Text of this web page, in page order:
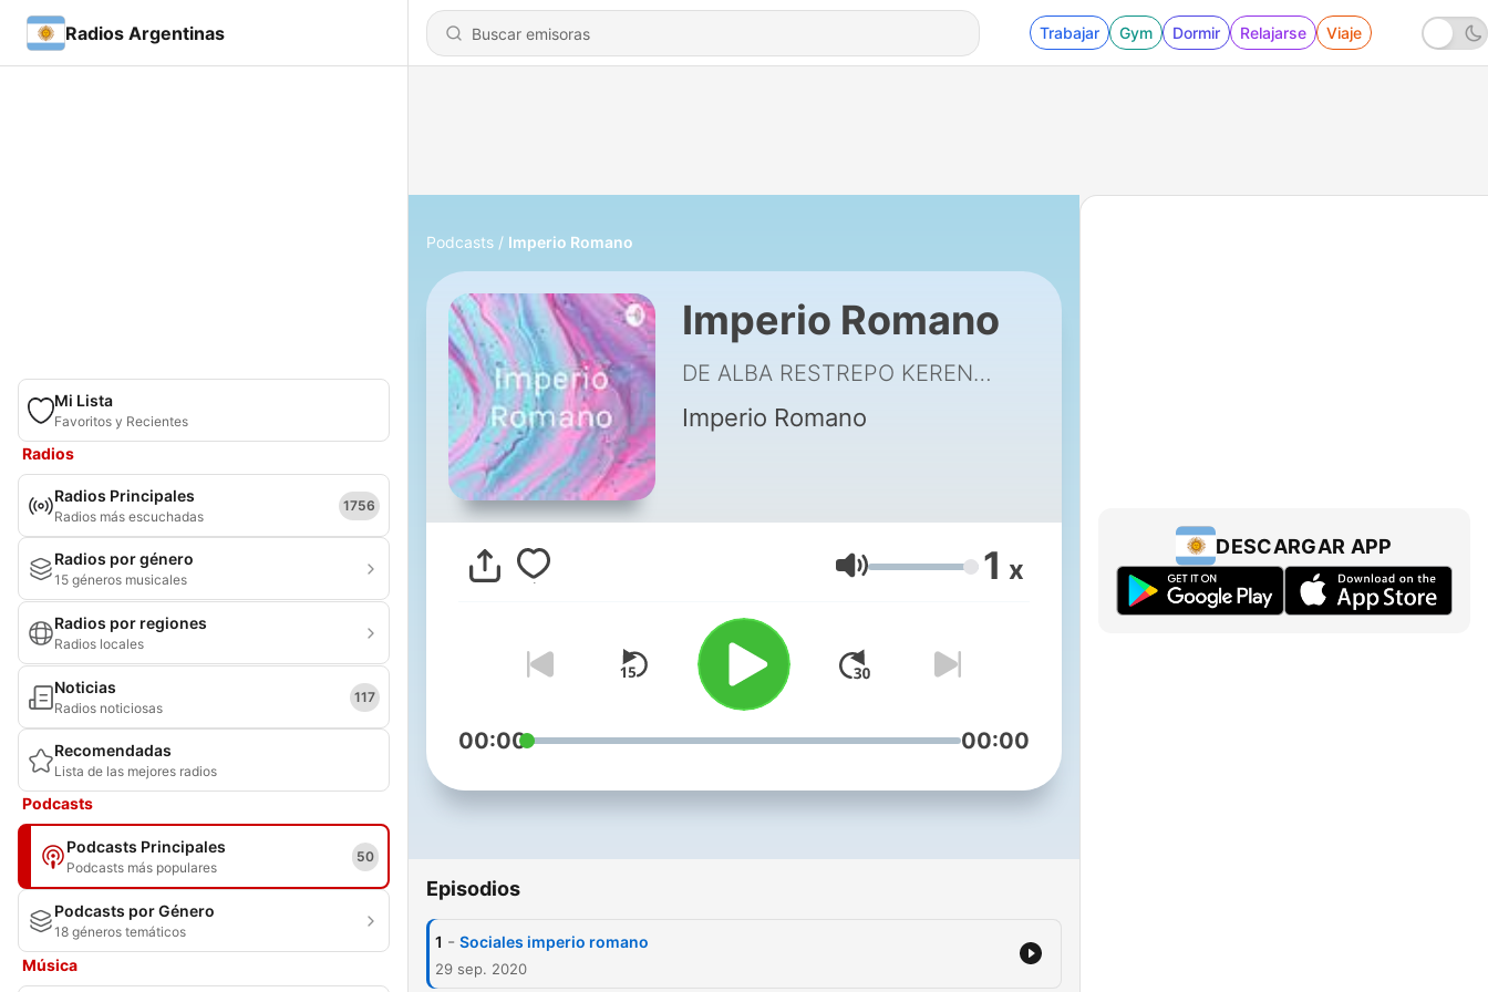
Radios Argentinas Trabajar Gym Dormir Relajarse Viaje
Mi Lista
Favoritos y Recientes
Radios
Radios Principales
Radios más escuchadas
1756
Radios por género
15 géneros musicales
Radios por regiones
Radios locales
Noticias
Radios noticiosas
117
Recomendadas
Lista de las mejores radios
Podcasts
Podcasts Principales
Podcasts más populares
50
Podcasts por Género
18 géneros temáticos
Música
Podcasts Imperio Romano
Imperio Romano
DE ALBA RESTREPO KEREN ANDREA
Imperio Romano
Volumen 1 x
00:00 00:00
Episodios
1 - Sociales imperio romano
29 sep. 2020
DESCARGAR APP